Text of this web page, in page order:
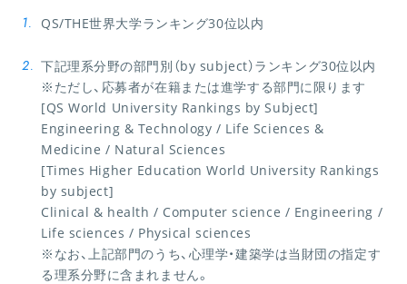
QS/THE世界大学ランキング30位以内
下記理系分野の部門別（by subject）ランキング30位以内
※ただし、応募者が在籍または進学する部門に限ります
[QS World University Rankings by Subject]
Engineering & Technology / Life Sciences &
Medicine / Natural Sciences
[Times Higher Education World University Rankings
by subject]
Clinical & health / Computer science / Engineering /
Life sciences / Physical sciences
※なお、上記部門のうち、心理学・建築学は当財団の指定す
る理系分野に含まれません。